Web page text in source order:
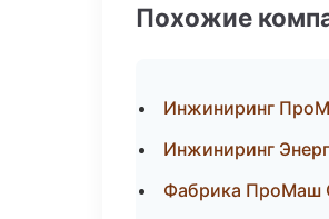
Похожие
Инжиниринг
Инжиниринг
Фабрика ПроМаш